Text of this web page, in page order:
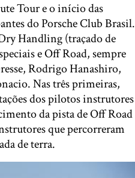
Tour e o início das
do Porsche Club Brasil.
Handling (traçado de
e Off Road, sempre
Rodrigo Hanashiro,
Nas três primeiras,
dos pilotos instrutores
da pista de Off Road
que percorreram
de terra.